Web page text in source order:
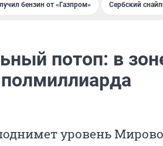
бензин от «Газпром» Сербский
потоп: в
уровень